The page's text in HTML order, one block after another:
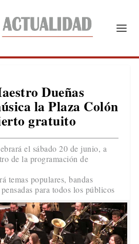
Dueñas
la Plaza Colón
gratuito
el sábado 20 de junio, a
de la programación de
temas populares, bandas
para todos los públicos